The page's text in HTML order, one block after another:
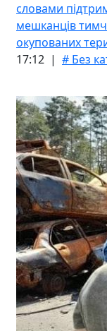
словами
мешканців
окупованих
17:12 | # Без